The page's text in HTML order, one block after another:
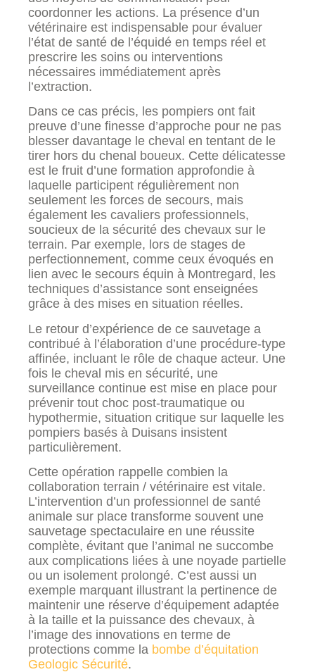
coordonner les actions. La présence d’un
vétérinaire est indispensable pour évaluer
l’état de santé de l’équidé en temps réel et
prescrire les soins ou interventions
nécessaires immédiatement après
l’extraction.
Dans ce cas précis, les pompiers ont fait
preuve d’une finesse d’approche pour ne pas
blesser davantage le cheval en tentant de le
tirer hors du chenal boueux. Cette délicatesse
est le fruit d’une formation approfondie à
laquelle participent régulièrement non
seulement les forces de secours, mais
également les cavaliers professionnels,
soucieux de la sécurité des chevaux sur le
terrain. Par exemple, lors de stages de
perfectionnement, comme ceux évoqués en
lien avec le secours équin à Montregard, les
techniques d’assistance sont enseignées
grâce à des mises en situation réelles.
Le retour d’expérience de ce sauvetage a
contribué à l’élaboration d’une procédure-type
affinée, incluant le rôle de chaque acteur. Une
fois le cheval mis en sécurité, une
surveillance continue est mise en place pour
prévenir tout choc post-traumatique ou
hypothermie, situation critique sur laquelle les
pompiers basés à Duisans insistent
particulièrement.
Cette opération rappelle combien la
collaboration terrain / vétérinaire est vitale.
L’intervention d’un professionnel de santé
animale sur place transforme souvent une
sauvetage spectaculaire en une réussite
complète, évitant que l’animal ne succombe
aux complications liées à une noyade partielle
ou un isolement prolongé. C’est aussi un
exemple marquant illustrant la pertinence de
maintenir une réserve d’équipement adaptée
à la taille et la puissance des chevaux, à
l’image des innovations en terme de
protections comme la bombe d’équitation
Geologic Sécurité.